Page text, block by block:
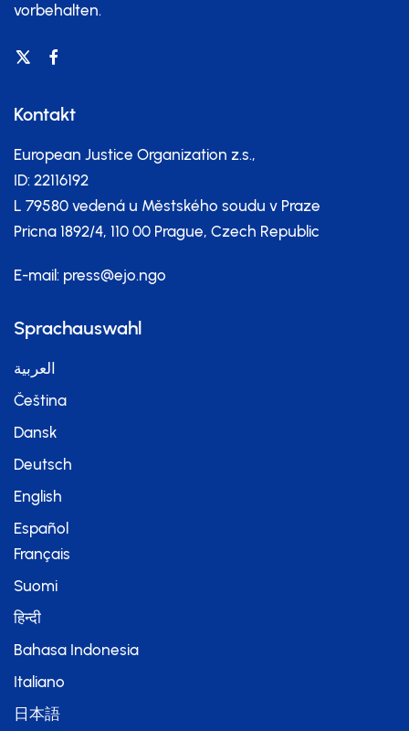
vorbehalten.
Kontakt
European Justice Organization z.s.,
ID: 22116192
L 79580 vedená u Městského soudu v Praze
Pricna 1892/4, 110 00 Prague, Czech Republic
E-mail: press@ejo.ngo
Sprachauswahl
العربية
Čeština
Dansk
Deutsch
English
Español
Français
Suomi
हिन्दी
Bahasa Indonesia
Italiano
日本語